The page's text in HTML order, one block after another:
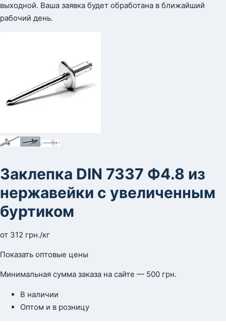
выходной. Ваша заявка будет обработана в ближайший
рабочий день.
Заклепка DIN 7337 Ф4.8 из
нержавейки с увеличенным
буртиком
от 312 грн./кг
Показать оптовые цены
Минимальная сумма заказа на сайте — 500 грн.
В наличии
Оптом и в розницу